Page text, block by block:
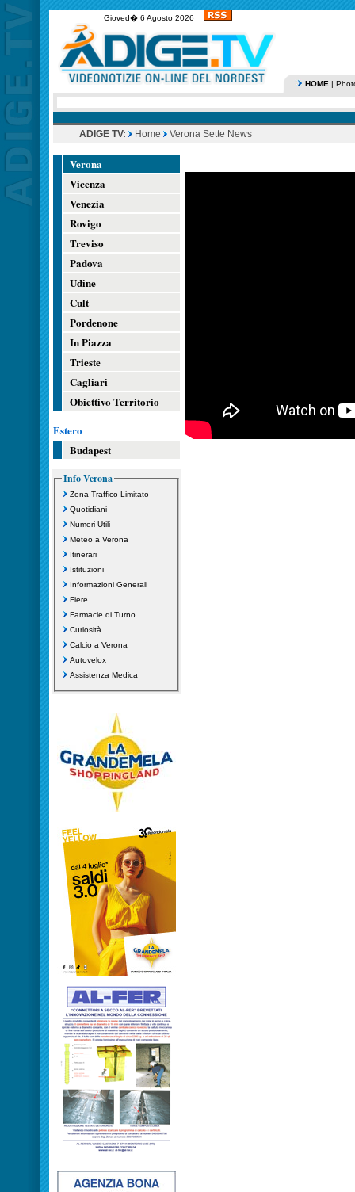
Gioved� 6 Agosto 2026
HOME |
ADIGE TV: Home Verona Sette News
Verona
Vicenza
Venezia
Rovigo
Treviso
Padova
Udine
Cult
Pordenone
In Piazza
Trieste
Cagliari
Obiettivo Territorio
Estero
Budapest
Info Verona
Zona Traffico Limitato
Quotidiani
Numeri Utili
Meteo a Verona
Itinerari
Istituzioni
Informazioni Generali
Fiere
Farmacie di Turno
Curiosità
Calcio a Verona
Autovelox
Assistenza Medica